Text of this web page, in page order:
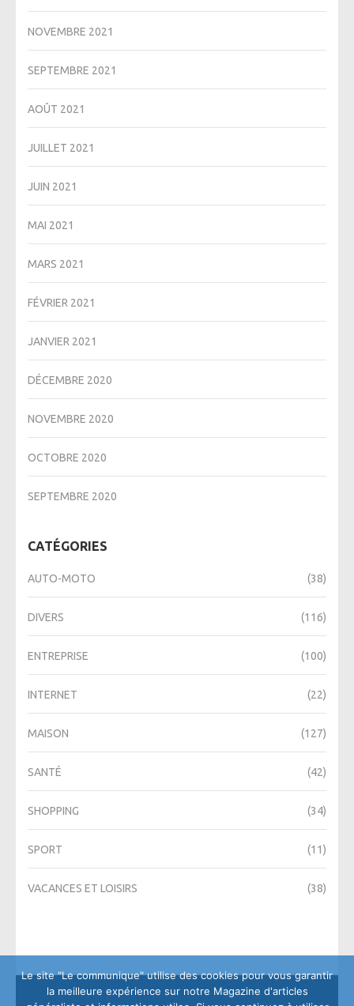
NOVEMBRE 2021
SEPTEMBRE 2021
AOÛT 2021
JUILLET 2021
JUIN 2021
MAI 2021
MARS 2021
FÉVRIER 2021
JANVIER 2021
DÉCEMBRE 2020
NOVEMBRE 2020
OCTOBRE 2020
SEPTEMBRE 2020
CATÉGORIES
AUTO-MOTO (38)
DIVERS (116)
ENTREPRISE (100)
INTERNET (22)
MAISON (127)
SANTÉ (42)
SHOPPING (34)
SPORT (11)
VACANCES ET LOISIRS (38)
Le site "Le communique" utilise des cookies pour vous garantir
la meilleure expérience sur notre Magazine d'articles